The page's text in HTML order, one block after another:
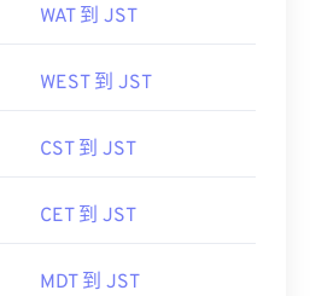
WAT 到 JST
WEST 到 JST
CST 到 JST
CET 到 JST
MDT 到 JST